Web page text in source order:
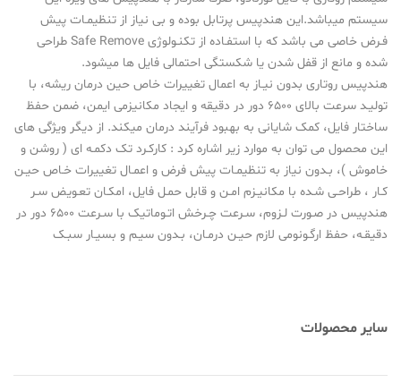
سیستم میباشد.این هندپیس پرتابل بوده و بی نیاز از تنظیمـات پیش
فـرض خاصی می باشد که با استفـاده از تکنـولوژی Safe Remove طراحی
شده و مانع از قفل شدن یا شکستگی احتمالی فایل ها میشود.
هندپیس روتاری بدون نیـاز به اعمال تغییرات خاص حین درمان ریشه، با
تولیـد سرعت بالای 6500 دور در دقیقه و ایجاد مکانیزمی ایمن، ضمن حفظ
ساختار فایل، کمک شایانی به بهبود فرآیند درمان میکند. از دیگر ویژگی های
این محصول می توان به موارد زیر اشاره کرد : کارکـرد تک دکمـه ای ( روشن و
خاموش )، بـدون نیاز به تنظیمـات پیش فرض و اعمـال تغییرات خـاص حیـن
کـار ، طراحـی شـده با مکانیـزم امـن و قابل حمـل فایل، امکـان تعـویض سـر
هندپیس در صـورت لـزوم، سـرعت چـرخش اتـوماتیک با سـرعت 6500 دور در
دقیقـه، حفظ ارگـونومی لازم حیـن درمـان، بـدون سیـم و بسیـار سبـک
سایر محصولات